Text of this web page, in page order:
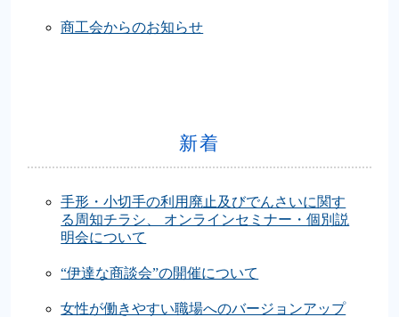
商工会からのお知らせ
新着
手形・小切手の利用廃止及びでんさいに関す
る周知チラシ、 オンラインセミナー・個別説
明会について
“伊達な商談会”の開催について
女性が働きやすい職場へのバージョンアップ